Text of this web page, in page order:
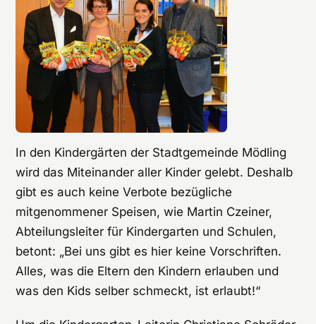
In den Kindergärten der Stadtgemeinde Mödling
wird das Miteinander aller Kinder gelebt. Deshalb
gibt es auch keine Verbote bezügliche
mitgenommener Speisen, wie Martin Czeiner,
Abteilungsleiter für Kindergarten und Schulen,
betont: „Bei uns gibt es hier keine Vorschriften.
Alles, was die Eltern den Kindern erlauben und
was den Kids selber schmeckt, ist erlaubt!“